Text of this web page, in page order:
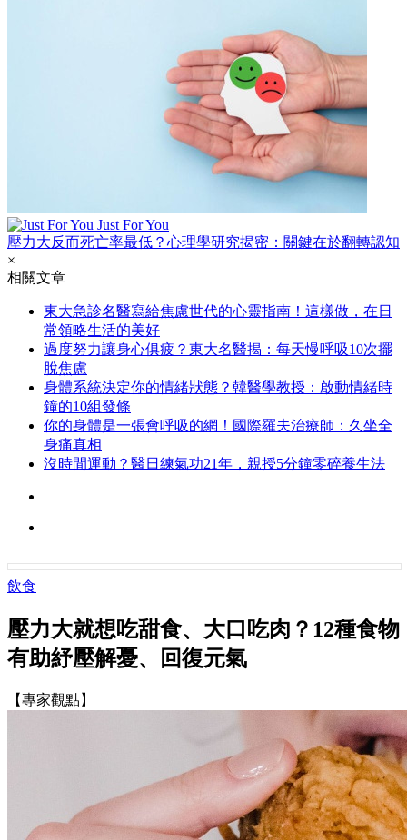
Just For You
壓力大反而死亡率最低？心理學研究揭密：關鍵在於翻轉認知
×
相關文章
東大急診名醫寫給焦慮世代的心靈指南！這樣做，在日
常領略生活的美好
過度努力讓身心俱疲？東大名醫揭：每天慢呼吸10次擺
脫焦慮
身體系統決定你的情緒狀態？韓醫學教授：啟動情緒時
鐘的10組發條
你的身體是一張會呼吸的網！國際羅夫治療師：久坐全
身痛真相
沒時間運動？醫日練氣功21年，親授5分鐘零碎養生法
飲食
壓力大就想吃甜食、大口吃肉？12種食物
有助紓壓解憂、回復元氣
【專家觀點】